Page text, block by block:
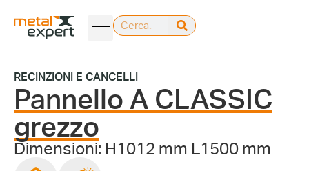
RECINZIONI E CANCELLI
Pannello A CLASSIC
grezzo
Dimensioni: H1012 mm L1500 mm